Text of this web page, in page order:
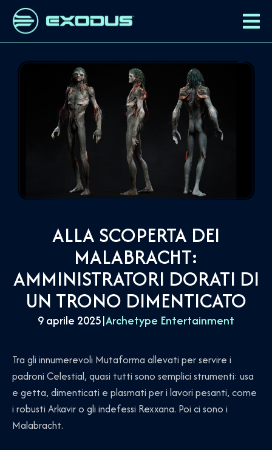
ALLA SCOPERTA DEI
MALABRACHT:
AMMINISTRATORI DORATI DI
UN TRONO DIMENTICATO
9 aprile 2025|Archetype Entertainment
Tra gli innumerevoli Mutaforma allevati per servire i
padroni Celestial, quasi tutti sono semplici strumenti: usa
e getta, dimenticati e plasmati per i lavori pesanti, come
i robusti Arkavir o gli indefessi Rexxana. Poi ci sono i
Malabracht.